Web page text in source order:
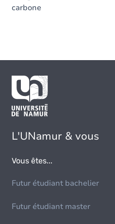
carbone
L'UNamur & vous
Vous êtes...
Futur étudiant bachelier
Futur étudiant master